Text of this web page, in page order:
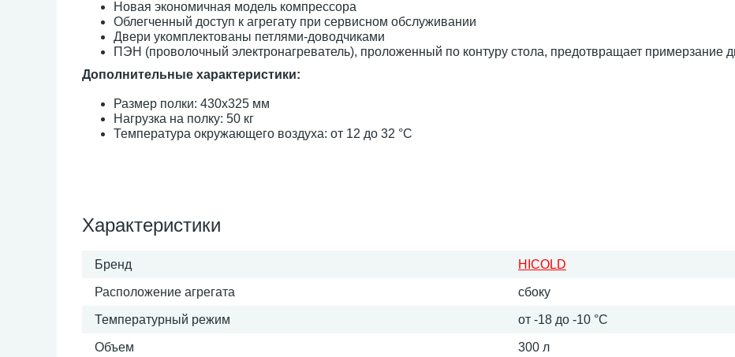
Новая экономичная модель компрессора
Облегченный доступ к агрегату при сервисном обслуживании
Двери укомплектованы петлями-доводчиками
ПЭН (проволочный электронагреватель), проложенный по контуру стола, предотвращает примерзание
Дополнительные характеристики:
Размер полки: 430х325 мм
Нагрузка на полку: 50 кг
Температура окружающего воздуха: от 12 до 32 °C
Характеристики
Бренд HICOLD
Расположение агрегата сбоку
Температурный режим от -18 до -10 °С
Объем 300 л